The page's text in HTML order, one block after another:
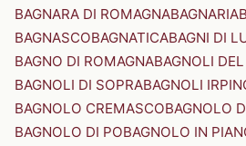
BAGNARA DI ROMAGNABAGNARIA
BAGNASCOBAGNATICABAGNI DI
BAGNO DI ROMAGNABAGNOLI
BAGNOLI DI SOPRABAGNOLI
BAGNOLO CREMASCOBAGNOLO
BAGNOLO DI POBAGNOLO IN